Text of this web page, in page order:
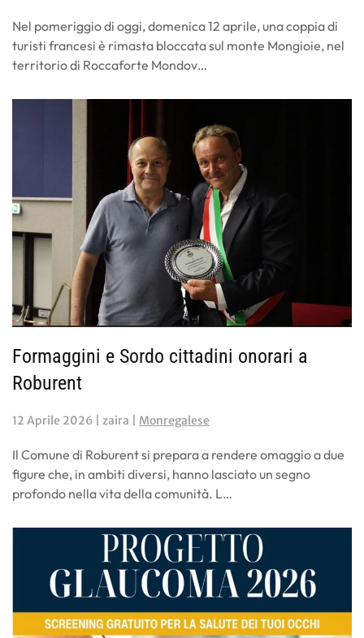
Nel pomeriggio di oggi, domenica 12 aprile, una coppia di
turisti francesi è rimasta bloccata sul monte Mongioie, nel
territorio di Roccaforte Mondov…
Formaggini e Sordo cittadini onorari a
Roburent
12 Aprile 2026 | zaira | Monregalese
Il Comune di Roburent si prepara a rendere omaggio a due
figure che, in ambiti diversi, hanno lasciato un segno
profondo nella vita della comunità. L…